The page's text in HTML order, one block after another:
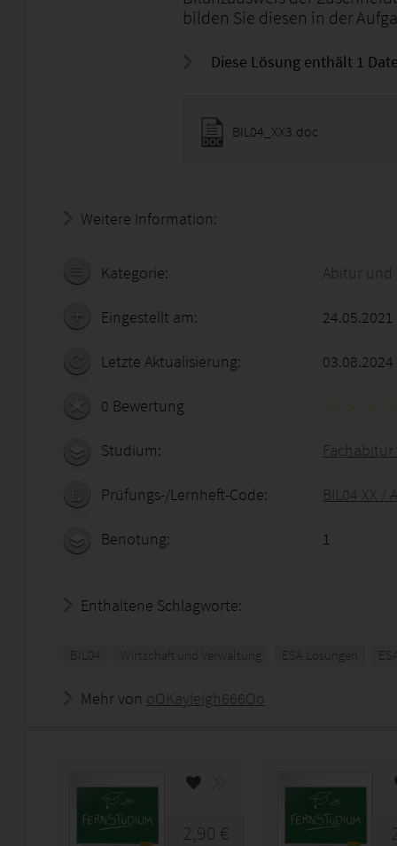
bilden Sie diesen in der
Diese Lösung enthält 1
BIL04_XX3.doc
Weitere Information:
Kategorie: Abitur und
Eingestellt am:
Letzte Aktualisierung: 03.08.2024
0 Bewertung
Studium: Fachabitur
Prüfungs-/Lernheft-Code: BIL04 XX /
Benotung: 1
Enthaltene Schlagworte:
BIL04 Wirtschaft und Verwaltung ESA Lösungen
Mehr von oOKayleigh666Oo
2,90 €